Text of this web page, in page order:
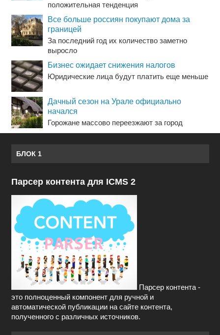
положительная тенденция
Все больше россиян покупают дома за
границей
За последний год их количество заметно
выросло
Бизнес ожидает снижения налогов
Юридические лица будут платить еще меньше
Дачный сезон на Урале официально
начался
Горожане массово переезжают за город
БЛОК 1
Парсер контента для ICMS 2
Парсер контента -
это полноценный компонент для ручной и
автоматической публикации на сайте контента,
полученного с различных источников.